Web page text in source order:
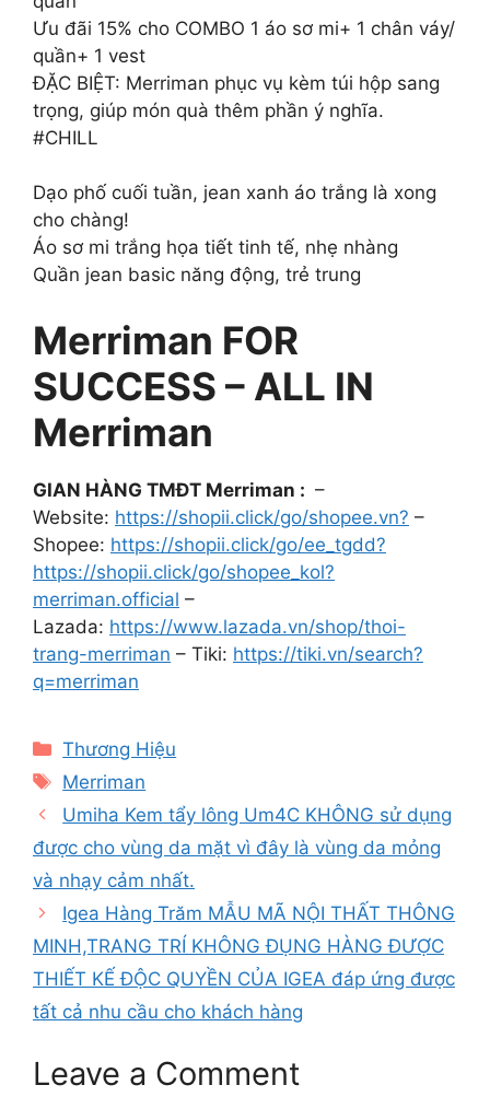
Ưu đãi 15% cho COMBO 1 áo sơ mi+ 1 chân váy/
quần+ 1 vest
ĐẶC BIỆT: Merriman phục vụ kèm túi hộp sang
trọng, giúp món quà thêm phần ý nghĩa.
#CHILL
Dạo phố cuối tuần, jean xanh áo trắng là xong
cho chàng!
Áo sơ mi trắng họa tiết tinh tế, nhẹ nhàng
Quần jean basic năng động, trẻ trung
Merriman FOR
SUCCESS – ALL IN
Merriman
GIAN HÀNG TMĐT Merriman : –
Website: https://shopii.click/go/shopee.vn? –
Shopee: https://shopii.click/go/ee_tgdd?
https://shopii.click/go/shopee_kol?
merriman.official –
Lazada: https://www.lazada.vn/shop/thoi-
trang-merriman – Tiki: https://tiki.vn/search?
q=merriman
Categories
Thương Hiệu
Tags
Merriman
Umiha Kem tẩy lông Um4C KHÔNG sử dụng
được cho vùng da mặt vì đây là vùng da mỏng
và nhạy cảm nhất.
Igea Hàng Trăm MẪU MÃ NỘI THẤT THÔNG
MINH,TRANG TRÍ KHÔNG ĐỤNG HÀNG ĐƯỢC
THIẾT KẾ ĐỘC QUYỀN CỦA IGEA đáp ứng được
tất cả nhu cầu cho khách hàng
Leave a Comment